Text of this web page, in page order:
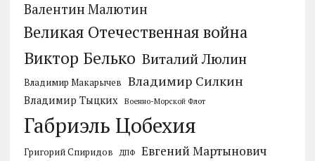
Валентин Малютин
Великая Отечественная война
Виктор Белько Виталий Люлин
Владимир Макарычев Владимир Силкин
Владимир Тыцких Военно-Морской Флот
Габриэль Цобехия
Григорий Спиридов ДПФ Евгений Мартынович